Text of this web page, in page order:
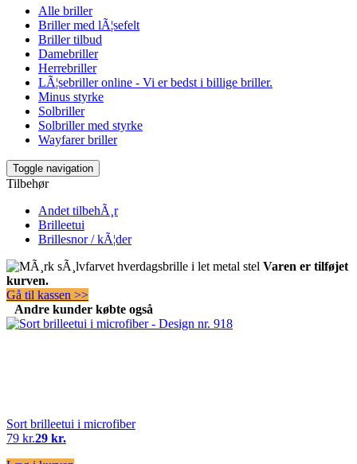
Alle briller
Briller med lÃ¦sefelt
Briller tilbud
Damebriller
Herrebriller
LÃ¦sebriller online - Vi er bedst i billige briller.
Minus styrke
Solbriller
Solbriller med styrke
Wayfarer briller
Toggle navigation
Tilbehør
Andet tilbehÃ¸r
Brilleetui
Brillesnor / kÃ¦der
Varen er tilføjet
kurven.
Gå til kassen >>
Andre kunder købte også
Sort brilleetui i microfiber
79 kr.29 kr.